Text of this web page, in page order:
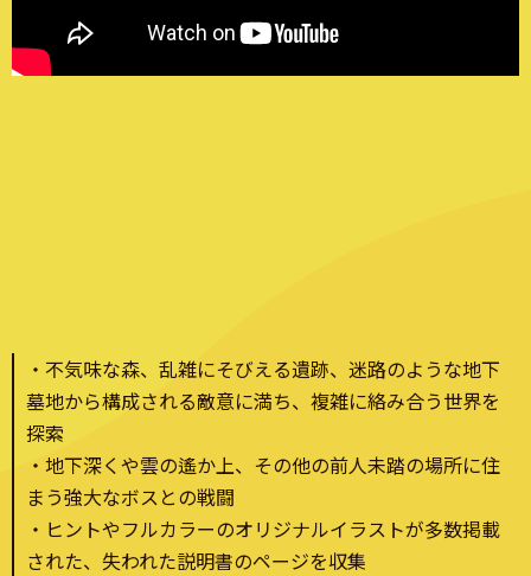
・不気味な森、乱雑にそびえる遺跡、迷路のような地下
墓地から構成される敵意に満ち、複雑に絡み合う世界を
探索
・地下深くや雲の遙か上、その他の前人未踏の場所に住
まう強大なボスとの戦闘
・ヒントやフルカラーのオリジナルイラストが多数掲載
された、失われた説明書のページを収集